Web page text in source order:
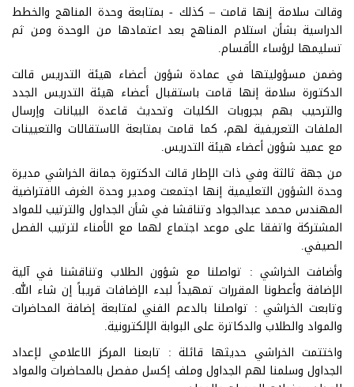
وقالت سلامة إنها قامت – كذلك - بمتابعة وحدة المناهج والخطط
الدراسية بشأن استلام المناهج بعد اعتمادها من الوحدة ومن ثم
تسليمها لرؤساء الأقسام.
وضمن مسؤوليتها في عمادة شؤون أعضاء هيئة التدريس قالت
الدكتورة سلامة إنها قامت باستقبال أعضاء هيئة التدريس الجدد
والترحيب بهم بجروبات الكليات وتحديث قاعدة البيانات وإرسال
الملفات التعريفية لهم، كما قامت بمتابعة الاستقالات والتعيينات
مع عميد شؤون أعضاء هيئة التدريس.
من جهة ثالثة وفي ذات الإطار قالت الدكتورة جمانة الخراشي مديرة
وحدة الشؤون التعليمية إنها اجتمعت ومدير وحدة الغرف الافتراضية
المهندس محمد عبدالجواد وتناقشا في شأن الجداول والترتيب للمواد
المشتركة واتفقا على موعد اجتماع لهما مع الأمناء لترتيب الفصل
الصيفي.
وأضافت الخراشي : تواصلنا مع شؤون الطلاب وتناقشنا في آلية
الإضافة وأعطونا المقررات تمهيداً لبدء الإضافات قريباً إن شاء الله.
وتابعت الخراشي : تواصلنا بالدعم الفني لمتابعة إضافة المحاضرات
والمواد والطلاب والدكاترة على البوابة الإلكترونية.
واختتمت الخراشي حديثها قائلة : تابعنا المركز الاعلامي لإعداد
الجداول وسلمنا لهم الجداول وملف إكسل مفصل بالمحاضرات والمواد